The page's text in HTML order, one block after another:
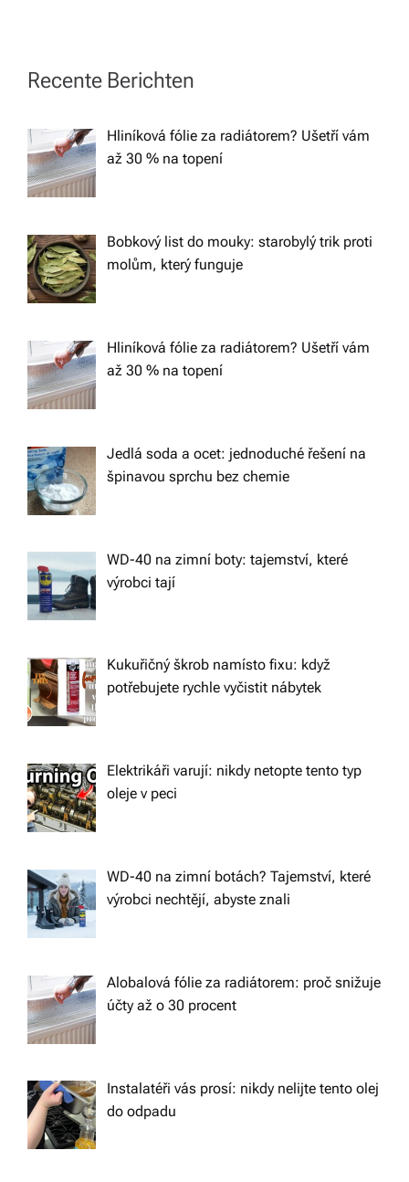
a
v
i
g
a
i
o
n
Recente Berichten
Hliníková fólie za radiátorem? Ušetří vám
až 30 % na topení
Bobkový list do mouky: starobylý trik proti
molům, který funguje
Hliníková fólie za radiátorem? Ušetří vám
až 30 % na topení
Jedlá soda a ocet: jednoduché řešení na
špinavou sprchu bez chemie
WD-40 na zimní boty: tajemství, které
výrobci tají
Kukuřičný škrob namísto fixu: když
potřebujete rychle vyčistit nábytek
Elektrikáři varují: nikdy netopte tento typ
oleje v peci
WD-40 na zimní botách? Tajemství, které
výrobci nechtějí, abyste znali
Alobalová fólie za radiátorem: proč snižuje
účty až o 30 procent
Instalatéři vás prosí: nikdy nelijte tento olej
do odpadu